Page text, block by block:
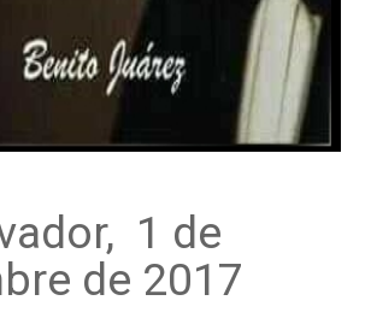
1 de
de 2017